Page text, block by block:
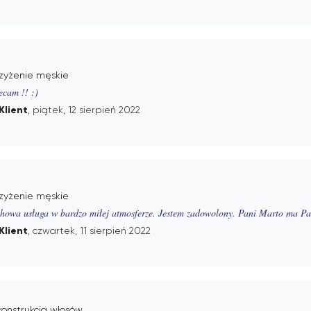
męskie
!! :)
Klient , piątek, 12 sierpień 2022
męskie
usługa w bardzo miłej atmosferze. Jestem zadowolony. Pani Marto ma
Klient , czwartek, 11 sierpień 2022